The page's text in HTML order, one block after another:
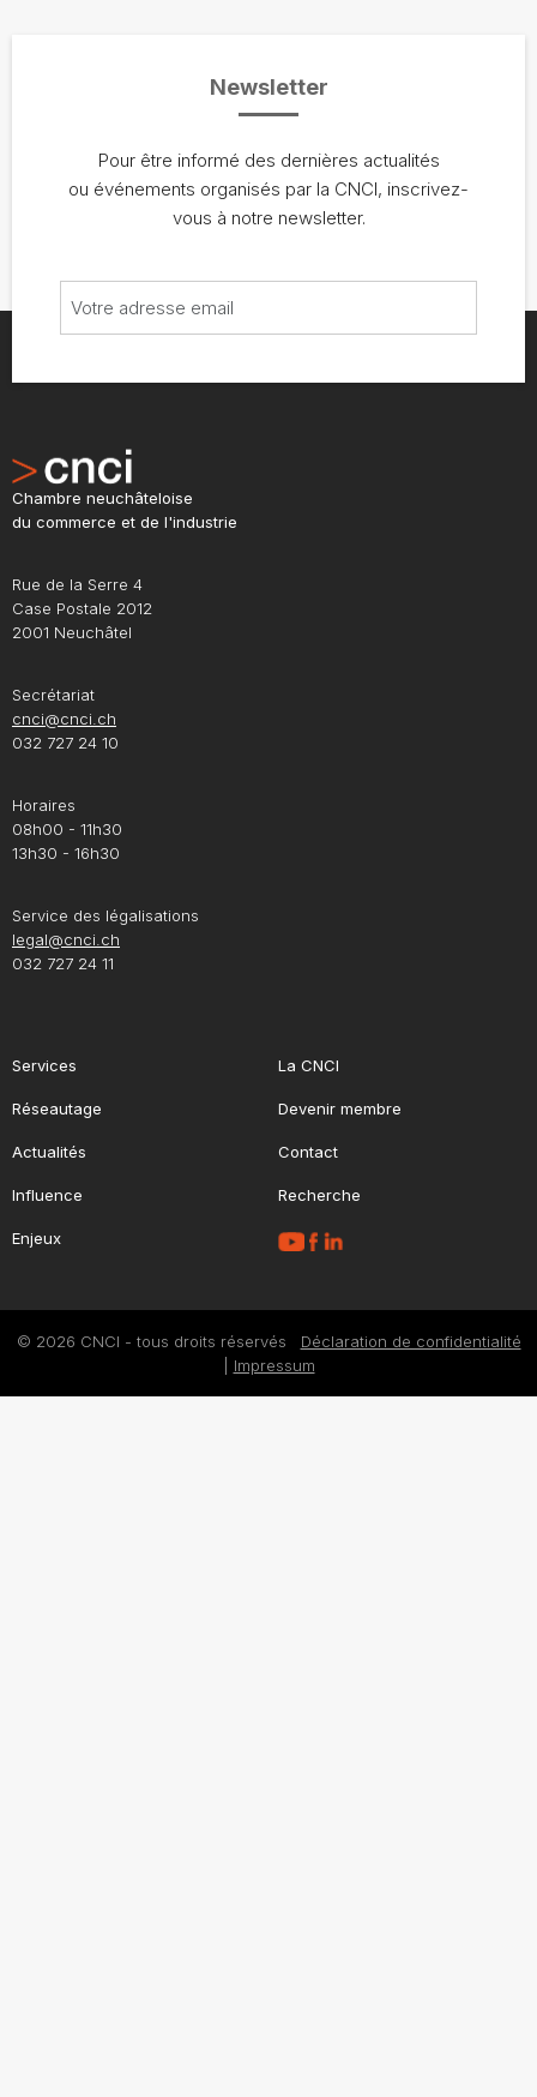
Newsletter
Pour être informé des dernières actualités
ou événements organisés par la CNCI, inscrivez-
vous à notre newsletter.
Chambre neuchâteloise
du commerce et de l'industrie
Rue de la Serre 4
Case Postale 2012
2001 Neuchâtel
Secrétariat
cnci@cnci.ch
032 727 24 10
Horaires
08h00 - 11h30
13h30 - 16h30
Service des légalisations
legal@cnci.ch
032 727 24 11
Services
Réseautage
Actualités
Influence
Enjeux
La CNCI
Devenir membre
Contact
Recherche
© 2026 CNCI - tous droits réservés Déclaration de confidentialité
Impressum